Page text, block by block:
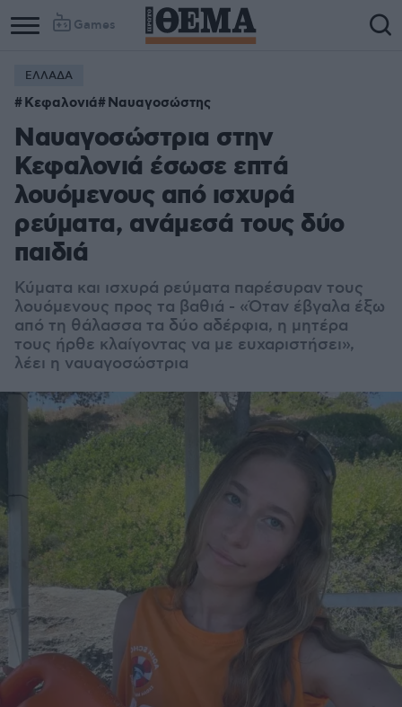
Games
ΕΛΛΑΔΑ
Κεφαλονιά Ναυαγοσώστης
Ναυαγοσώστρια στην
Κεφαλονιά έσωσε επτά
λουόμενους από ισχυρά
ρεύματα, ανάμεσά τους δύο
παιδιά
Κύματα και ισχυρά ρεύματα παρέσυραν τους
λουόμενους προς τα βαθιά - «Όταν έβγαλα έξω
από τη θάλασσα τα δύο αδέρφια, η μητέρα
τους ήρθε κλαίγοντας να με ευχαριστήσει»,
λέει η ναυαγοσώστρια